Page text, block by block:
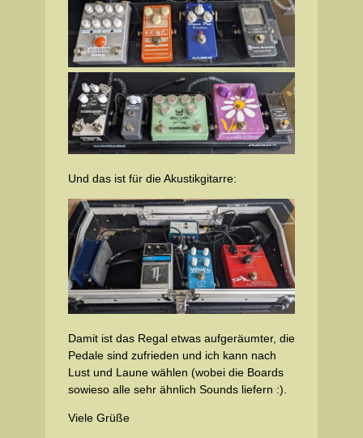
Und das ist für die Akustikgitarre:
Damit ist das Regal etwas aufgeräumter, die
Pedale sind zufrieden und ich kann nach
Lust und Laune wählen (wobei die Boards
sowieso alle sehr ähnlich Sounds liefern :).
Viele Grüße